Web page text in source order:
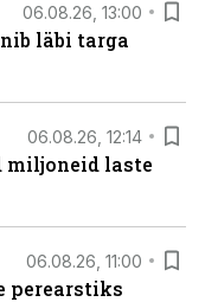
06.08.26, 13:00
läbi targa
06.08.26, 12:14
miljoneid laste
06.08.26, 11:00
perearstiks